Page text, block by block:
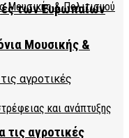
Μουσικής &
των Ευρωπαίων
τις αγροτικές